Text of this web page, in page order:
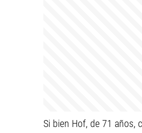
Si bien Hof, de 71 años,